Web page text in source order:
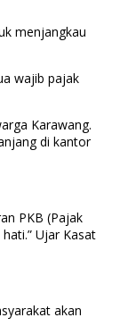
menjangkau
wajib pajak
Karawang.
di kantor
PKB (Pajak
Ujar Kasat
akan